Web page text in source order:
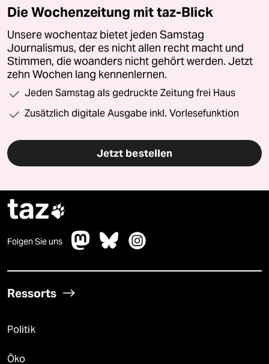
Die Wochenzeitung mit taz-Blick
Unsere wochentaz bietet jeden Samstag
Journalismus, der es nicht allen recht macht und
Stimmen, die woanders nicht gehört werden. Jetzt
zehn Wochen lang kennenlernen.
Jeden Samstag als gedruckte Zeitung frei Haus
Zusätzlich digitale Ausgabe inkl. Vorlesefunktion
Jetzt bestellen
taz
Folgen Sie uns
Ressorts
Politik
Öko